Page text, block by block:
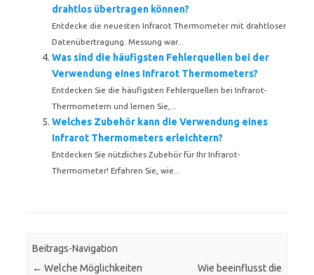
drahtlos übertragen können?
Entdecke die neuesten Infrarot Thermometer mit drahtloser
Datenübertragung. Messung war...
Was sind die häufigsten Fehlerquellen bei der
Verwendung eines Infrarot Thermometers?
Entdecken Sie die häufigsten Fehlerquellen bei Infrarot-
Thermometern und lernen Sie,...
Welches Zubehör kann die Verwendung eines
Infrarot Thermometers erleichtern?
Entdecken Sie nützliches Zubehör für Ihr Infrarot-
Thermometer! Erfahren Sie, wie...
Beitrags-Navigation
← Welche Möglichkeiten
Wie beeinflusst die